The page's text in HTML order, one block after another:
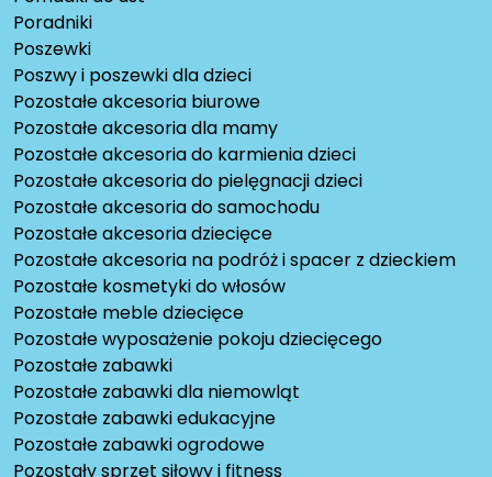
Poradniki
Poszewki
Poszwy i poszewki dla dzieci
Pozostałe akcesoria biurowe
Pozostałe akcesoria dla mamy
Pozostałe akcesoria do karmienia dzieci
Pozostałe akcesoria do pielęgnacji dzieci
Pozostałe akcesoria do samochodu
Pozostałe akcesoria dziecięce
Pozostałe akcesoria na podróż i spacer z dzieckiem
Pozostałe kosmetyki do włosów
Pozostałe meble dziecięce
Pozostałe wyposażenie pokoju dziecięcego
Pozostałe zabawki
Pozostałe zabawki dla niemowląt
Pozostałe zabawki edukacyjne
Pozostałe zabawki ogrodowe
Pozostały sprzęt siłowy i fitness